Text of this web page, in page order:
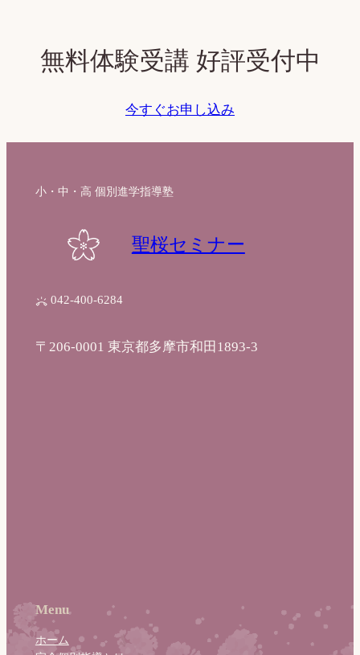
無料体験受講 好評受付中
今すぐお申し込み
小・中・高 個別進学指導塾
聖桜セミナー
042-400-6284
〒206-0001 東京都多摩市和田1893-3
Menu
ホーム